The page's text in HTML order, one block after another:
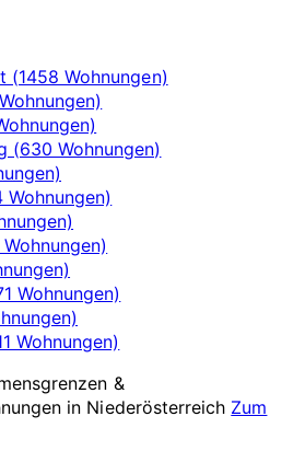
(1458 Wohnungen)
(630 Wohnungen)
Wohnungen)
Wohnungen)
&
in Niederösterreich Zum